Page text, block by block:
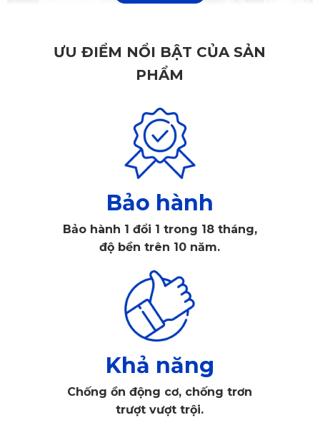
Thảm lót sàn xe hơi Mercedes S Class W223 2022 đến
2025 ghế lái
1. Thảm lót sàn ô tô Mercedes S Class
W223 2022 đến 2025 có tác dụng gì?
ƯU ĐIỂM NỔI BẬT CỦA SẢN
PHẨM
Bảo hành
Bảo hành 1 đổi 1 trong 18 tháng,
độ bền trên 10 năm.
Khả năng
Chống ồn động cơ, chống trơn
trượt vượt trội.